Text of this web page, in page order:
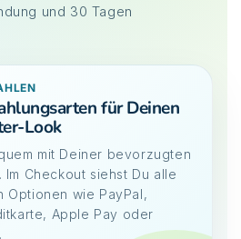
und 30 Tagen
für Deinen
Look
mit Deiner bevorzugten
Im Checkout siehst Du alle
Optionen wie PayPal,
Apple Pay oder